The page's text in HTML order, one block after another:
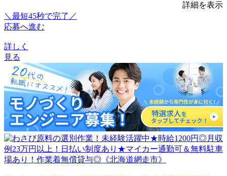
詳細を表示
＼最短45秒で完了／
応募へ進む
詳しく
見る